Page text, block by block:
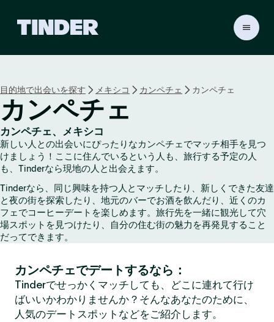
r
ー
ム
ペ
ー
ジ
目的地で出会いを探す メキシコ カンペチェ カンペチェ
カンペチェ
カンペチェ、メキシコ
新しい人との出会いにぴったりなカンペチェでマッチ相手を見つ
けましょう！ここに住んでいるという人も、旅行する予定の人
も、Tinderなら現地の人と出会えます。
Tinderなら、同じ興味を持つ人とマッチしたり、新しくできた友達
と夜の街を探索したり、地元のバーでお酒を飲んだり、近くのカ
フェでコーヒーデートを楽しめます。旅行先を一緒に観光して穴
場スポットを見つけたり、自分の住む街の魅力を再発見すること
だってできます。
カンペチェでデートするなら：
Tinderでせっかくマッチしても、どこに連れて行け
ばいいかわかりませんか？そんなあなたのために、
人気のデートスポットなどをご紹介します。